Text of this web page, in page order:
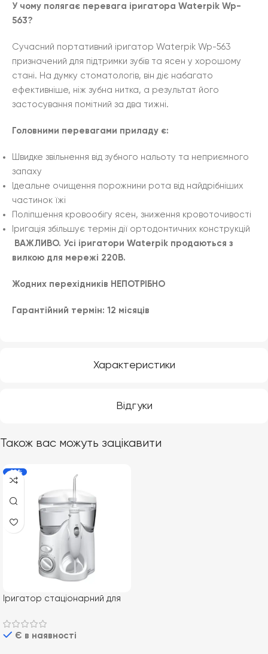
Характеристики
Відгуки
У чому полягає перевага іригатора Waterpik Wp-
563?
Сучасний портативний іригатор Waterpik Wp-563
призначений для підтримки зубів та ясен у хорошому
стані. На думку стоматологів, він діє набагато
ефективніше, ніж зубна нитка, а результат його
застосування помітний за два тижні.
Головними перевагами приладу є:
Швидке звільнення від зубного нальоту та неприємного
запаху
Ідеальне очищення порожнини рота від найдрібніших
частинок їжі
Поліпшення кровообігу ясен, зниження кровоточивості
Іригація збільшує термін дії ортодонтичних конструкцій
ВАЖЛИВО. Усі іригатори Waterpik продаються з
вилкою для мережі 220В.
Жодних перехідників НЕПОТРІБНО
Гарантійний термін: 12 місяців
Також вас можуть зацікавити
-19%
Іригатор стаціонарний для
WP-100 ULTRA
Є в наявності